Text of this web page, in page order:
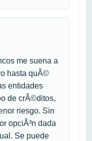
me suena a
hasta quÃ©
entidades
de crÃ©ditos,
riesgo. Sin
opciÃ³n dada
Se puede